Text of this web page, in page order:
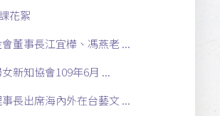
花絮
董事長江宜樺、馮燕老 ...
新知協會109年6月 ...
長出席海內外在台藝文 ...